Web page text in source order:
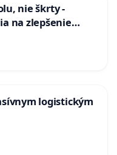
nie škrty -
na zlepšenie
logistickým